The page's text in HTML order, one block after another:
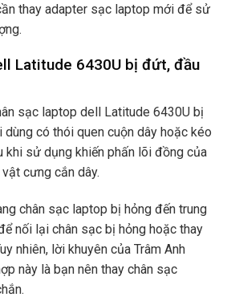
thay adapter sạc laptop mới để sử
Latitude 6430U bị đứt, đầu
sạc laptop dell Latitude 6430U bị
có thói quen cuộn dây hoặc kéo
khi sử dụng khiến phấn lõi đồng của
cưng cắn dây.
chân sạc laptop bị hỏng đến trung
nối lại chân sạc bị hỏng hoặc thay
nhiên, lời khuyên của Trâm Anh
này là bạn nên thay chân sạc